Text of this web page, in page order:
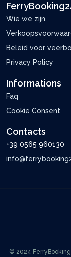
Wie we zijn
Beleid voor
Privacy Policy
Informations
Faq
Cookie Consent
Contacts
+39 0565 960130
© 2024